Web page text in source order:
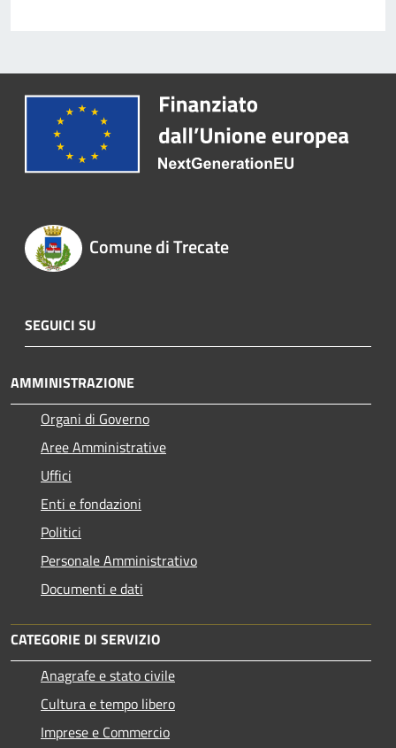
Comune di Trecate
SEGUICI SU
AMMINISTRAZIONE
Organi di Governo
Aree Amministrative
Uffici
Enti e fondazioni
Politici
Personale Amministrativo
Documenti e dati
CATEGORIE DI SERVIZIO
Anagrafe e stato civile
Cultura e tempo libero
Imprese e Commercio